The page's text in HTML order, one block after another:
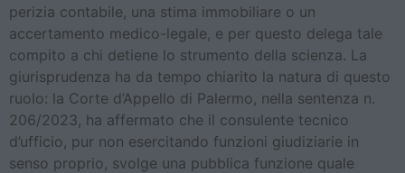
perizia contabile, una stima immobiliare o un
accertamento medico-legale, e per questo delega tale
compito a chi detiene lo strumento della scienza. La
giurisprudenza ha da tempo chiarito la natura di questo
ruolo: la Corte d’Appello di Palermo, nella sentenza n.
206/2023, ha affermato che il consulente tecnico
d’ufficio, pur non esercitando funzioni giudiziarie in
senso proprio, svolge una pubblica funzione quale